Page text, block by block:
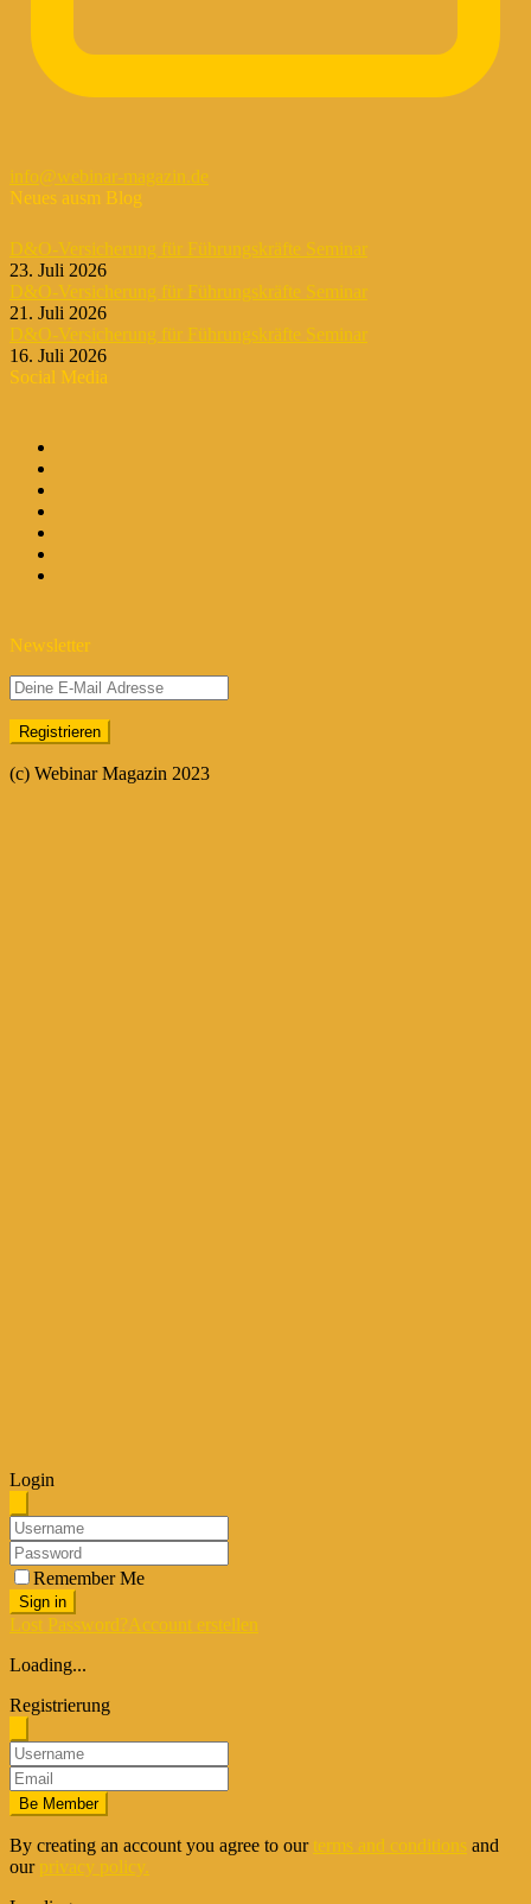
info@webinar-magazin.de
Neues ausm Blog
D&O-Versicherung für Führungskräfte Seminar
23. Juli 2026
D&O-Versicherung für Führungskräfte Seminar
21. Juli 2026
D&O-Versicherung für Führungskräfte Seminar
16. Juli 2026
Social Media
Newsletter
(c) Webinar Magazin 2023
Login
Remember Me
Sign in
Lost Password?Account erstellen
Loading...
Registrierung
Be Member
By creating an account you agree to our terms and conditions and
our privacy policy.